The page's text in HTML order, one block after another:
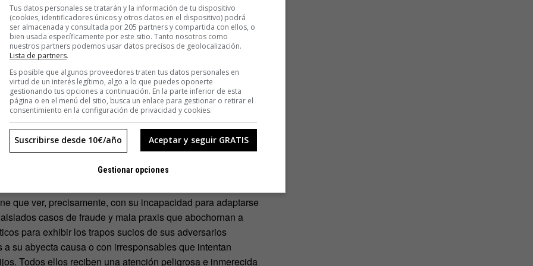
la realidad.
conversacional que trabaja en período de prueba para
el Holocausto y la figura de Hitler, así como algunos
la sociedad. Lo cierto es que fue manipulada por un
que se aprovecharon de su escasa experiencia para
que se hicieron eco del percance han ignorado por
la también adolescente Xiaoice, que se ha ganado
China gracias a su don de palabra. Tampoco se refieren a
escarnio de sus infrecuentes deslices.
que ver, precisamente, con su incapacidad para adaptarse
casos de fraude y mala praxis que abochornan a
para exhibir los trapos sucios de sus adversarios
su abyecta causa o con irresponsables que intentan
Todos ellos reciben una atención peligrosa e inmerecida
Tus datos personales se tratarán y la información de tu dispositivo
(cookies, identificadores únicos y otros datos en el dispositivo) podrá
ser almacenada y consultada por 205 partners y compartida con ellos, o
bien usada específicamente por este sitio. Tanto nosotros como
nuestros partners podemos usar datos precisos de geolocalización.
Lista de partners.
Es posible que algunos proveedores traten tus datos personales en
virtud de un interés legítimo, algo a lo que puedes oponerte
gestionando tus opciones a continuación. En la parte inferior de esta
página o en el menú del sitio, busca un enlace para gestionar o retirar el
consentimiento en la configuración de privacidad y cookies.
Aceptar y seguir GRATIS
Suscribirse desde 10€/año
Gestionar opciones